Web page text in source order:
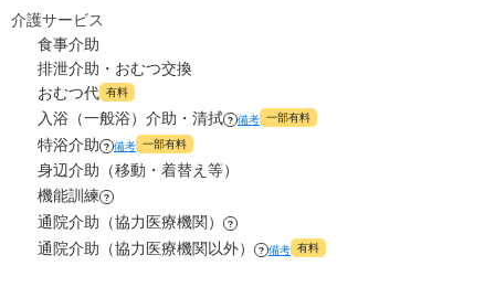
水道・光熱費
上乗せ介護費 0
その他
介護保険料
家賃
管理費 ?
食費 ?
水道・光熱費
上乗せ介護費 ? 0
介護サービス
食事介助
排泄介助・おむつ交換
おむつ代 有料
入浴（一般浴）介助・清拭 ? 備考 一部有料
特浴介助 ? 備考 一部有料
身辺介助（移動・着替え等）
機能訓練 ?
通院介助（協力医療機関） ?
通院介助（協力医療機関以外） ? 備考 有料